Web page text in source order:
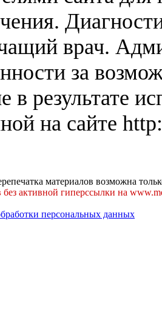
врач.
за
в результате
на сайте
материалов возможна
активной гиперссылки на
персональных данных